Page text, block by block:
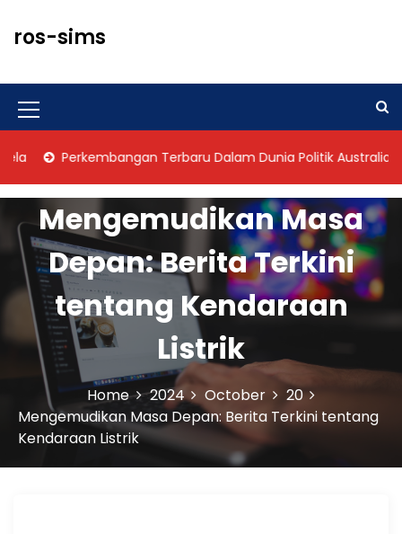
t
c
t
ros-sims
M
e
n
I
c
o
n
Perkembangan Terbaru Dalam Dunia Politik Australia
Mengemudikan Masa
Depan: Berita Terkini
tentang Kendaraan
Listrik
Home 2024 October
20
Mengemudikan Masa Depan: Berita Terkini tentang
Kendaraan Listrik